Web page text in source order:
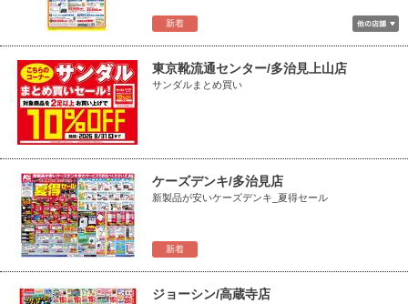
新着
東京靴流通センター/多治見上山店
サンダルまとめ買い
新着
ケーズデンキ/多治見店
新製品が安いケーズデンキ_夏得セール
ジョーシン/高蔵寺店